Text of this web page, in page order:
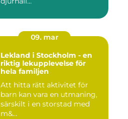
09. mar
Lekland i Stockholm - en
riktig lekupplevelse för
hela familjen
Att hitta rätt aktivitet för
barn kan vara en utmaning,
särskilt i en storstad med
m&...